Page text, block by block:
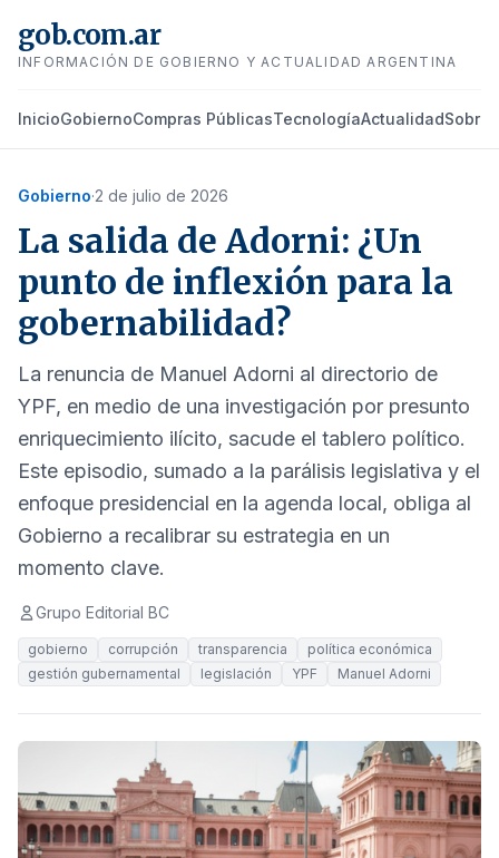
gob.com.ar
INFORMACIÓN DE GOBIERNO Y ACTUALIDAD ARGENTINA
InicioGobiernoCompras PúblicasTecnologíaActualidadSobre
Gobierno·2 de julio de 2026
La salida de Adorni: ¿Un
punto de inflexión para la
gobernabilidad?
La renuncia de Manuel Adorni al directorio de
YPF, en medio de una investigación por presunto
enriquecimiento ilícito, sacude el tablero político.
Este episodio, sumado a la parálisis legislativa y el
enfoque presidencial en la agenda local, obliga al
Gobierno a recalibrar su estrategia en un
momento clave.
Grupo Editorial BC
gobierno corrupción transparencia
política económica
gestión gubernamental
legislación YPF Manuel Adorni